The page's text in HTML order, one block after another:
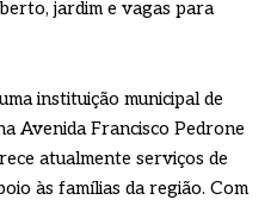
jardim e vagas para
instituição municipal de
Avenida Francisco Pedrone
atualmente serviços de
às famílias da região. Com